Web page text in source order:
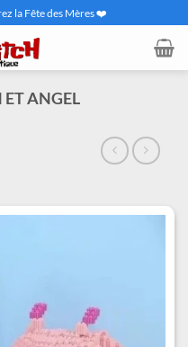
la Fête des Mères ❤️
ET ANGEL